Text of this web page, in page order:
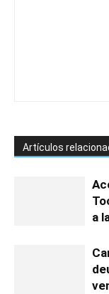
Artículos
a